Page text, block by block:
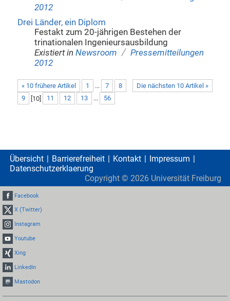
2012
Drei Länder, ein Diplom
Festakt zum 20-jährigen Bestehen der
trinationalen Ingenieursausbildung
Existiert in Newsroom / Pressemitteilungen
2012
« 10 frühere Artikel Die nächsten 10 Artikel »
1 ... 7
8
9
[10] 11 12 13 ... 56
Übersicht Barrierefreiheit Kontakt
Impressum
Datenschutzerklaerung
Copyright © 2026 Universität Freiburg
Facebook
X (Twitter)
Instagram
Youtube
Xing
LinkedIn
Mastodon